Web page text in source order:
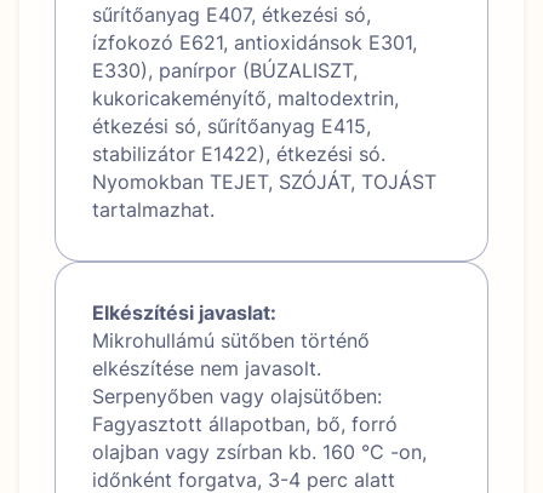
sűrítőanyag E407, étkezési só,
ízfokozó E621, antioxidánsok E301,
E330), panírpor (BÚZALISZT,
kukoricakeményítő, maltodextrin,
étkezési só, sűrítőanyag E415,
stabilizátor E1422), étkezési só.
Nyomokban TEJET, SZÓJÁT, TOJÁST
tartalmazhat.
Elkészítési javaslat:
Mikrohullámú sütőben történő
elkészítése nem javasolt.
Serpenyőben vagy olajsütőben:
Fagyasztott állapotban, bő, forró
olajban vagy zsírban kb. 160 °C -on,
időnként forgatva, 3-4 perc alatt